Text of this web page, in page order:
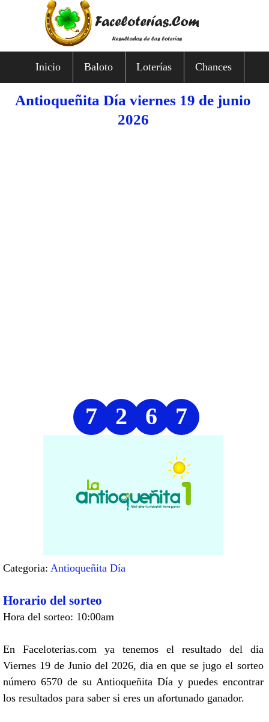
Inicio Baloto Loterías Chances
Antioqueñita Día viernes 19 de junio
2026
7 2 6 7
Categoria: Antioqueñita Día
Horario del sorteo
Hora del sorteo: 10:00am
En Faceloterias.com ya tenemos el resultado del dia
Viernes 19 de Junio del 2026, dia en que se jugo el sorteo
número 6570 de su Antioqueñita Día y puedes encontrar
los resultados para saber si eres un afortunado ganador.